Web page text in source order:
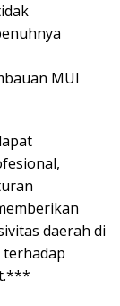
MUI
daerah di